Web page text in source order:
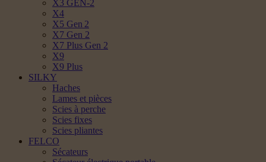
X3 GEN-2
X4
X5 Gen 2
X7 Gen 2
X7 Plus Gen 2
X9
X9 Plus
SILKY
Haches
Lames et pièces
Scies à perche
Scies fixes
Scies pliantes
FELCO
Sécateurs